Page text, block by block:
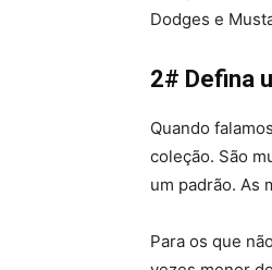
Dodges e
2# Defina
Quando
coleção. São
um padrão. As
Para os que